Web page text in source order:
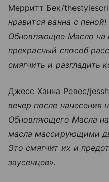
Мерритт Бек/
нравится ванна с
Обновляющее Масло на
прекрасный способ
смягчить и разгладить
Джесс Ханна Ревес/
вечер после нанесения
Обновляющего Масла
масла массирующими
Это смягчит их и
заусенцев».